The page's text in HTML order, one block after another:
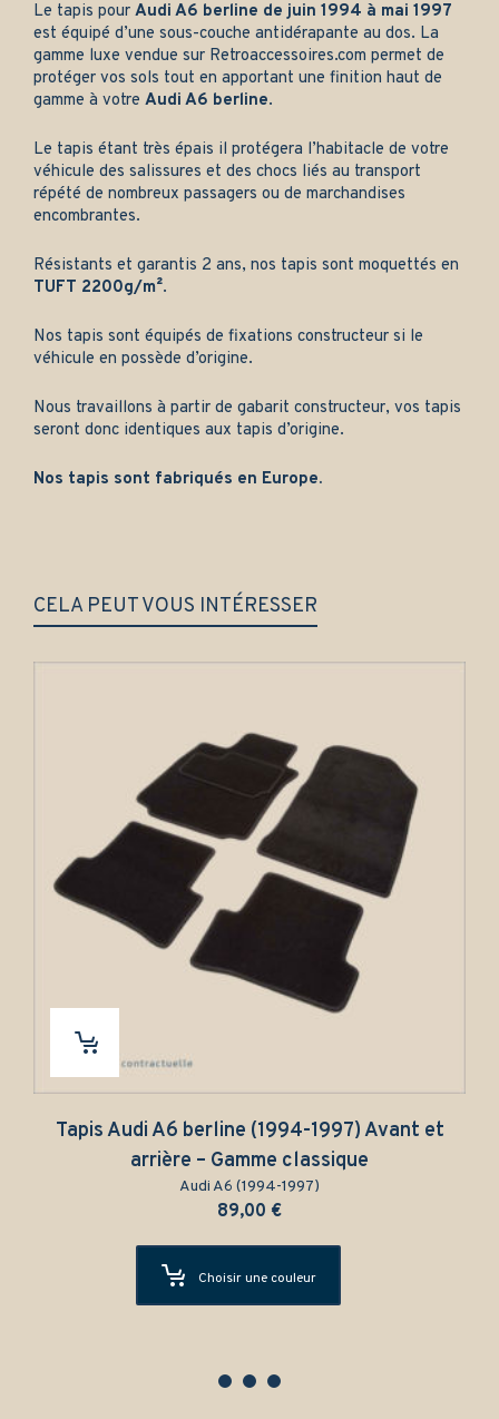
Le tapis pour Audi A6 berline de juin 1994 à mai 1997
est équipé d’une sous-couche antidérapante au dos. La
gamme luxe vendue sur Retroaccessoires.com permet de
protéger vos sols tout en apportant une finition haut de
gamme à votre Audi A6 berline.
Le tapis étant très épais il protégera l’habitacle de votre
véhicule des salissures et des chocs liés au transport
répété de nombreux passagers ou de marchandises
encombrantes.
Résistants et garantis 2 ans, nos tapis sont moquettés en
TUFT 2200g/m².
Nos tapis sont équipés de fixations constructeur si le
véhicule en possède d’origine.
Nous travaillons à partir de gabarit constructeur, vos tapis
seront donc identiques aux tapis d’origine.
Nos tapis sont fabriqués en Europe.
CELA PEUT VOUS INTÉRESSER
Tapis Audi A6 berline (1994-1997) Avant et
arrière – Gamme classique
Audi A6 (1994-1997)
89,00 €
Choisir une couleur